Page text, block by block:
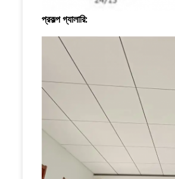
প্রকল্প গ্যালারি: